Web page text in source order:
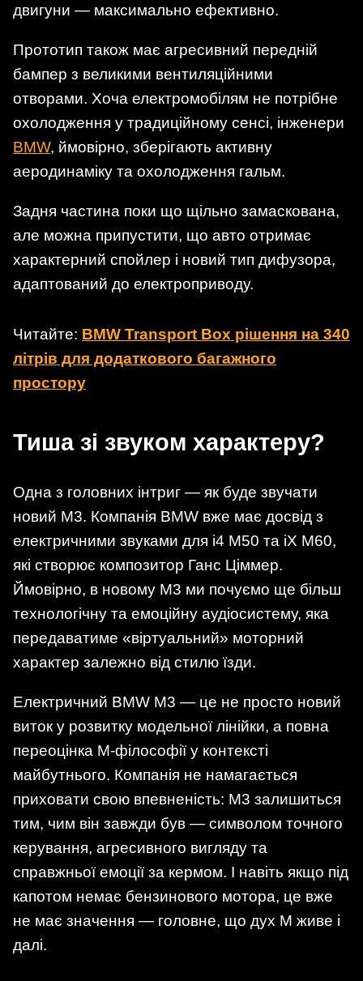
двигуни — максимально ефективно.
Прототип також має агресивний передній
бампер з великими вентиляційними
отворами. Хоча електромобілям не потрібне
охолодження у традиційному сенсі, інженери
BMW, ймовірно, зберігають активну
аеродинаміку та охолодження гальм.
Задня частина поки що щільно замаскована,
але можна припустити, що авто отримає
характерний спойлер і новий тип дифузора,
адаптований до електроприводу.
Читайте: BMW Transport Box рішення на 340
літрів для додаткового багажного
простору
Тиша зі звуком характеру?
Одна з головних інтриг — як буде звучати
новий M3. Компанія BMW вже має досвід з
електричними звуками для i4 M50 та iX M60,
які створює композитор Ганс Ціммер.
Ймовірно, в новому M3 ми почуємо ще більш
технологічну та емоційну аудіосистему, яка
передаватиме «віртуальний» моторний
характер залежно від стилю їзди.
Електричний BMW M3 — це не просто новий
виток у розвитку модельної лінійки, а повна
переоцінка M-філософії у контексті
майбутнього. Компанія не намагається
приховати свою впевненість: M3 залишиться
тим, чим він завжди був — символом точного
керування, агресивного вигляду та
справжньої емоції за кермом. І навіть якщо під
капотом немає бензинового мотора, це вже
не має значення — головне, що дух M живе і
далі.